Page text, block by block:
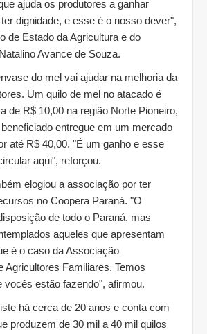
ajuda os produtores a ganhar
dignidade, e esse é o nosso dever",
de Estado da Agricultura e do
Avance de Souza.
do mel vai ajudar na melhoria da
Um quilo de mel no atacado é
de R$ 10,00 na região Norte Pioneiro,
entregue em um mercado
até R$ 40,00. "É um ganho e esse
aqui", reforçou.
elogiou a associação por ter
no Coopera Paraná. "O
de todo o Paraná, mas
aqueles que apresentam
é o caso da Associação
Agricultores Familiares. Temos
vocês estão fazendo", afirmou.
há cerca de 20 anos e conta com
produzem de 30 mil a 40 mil quilos